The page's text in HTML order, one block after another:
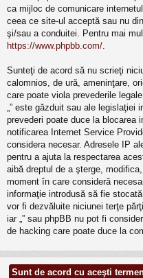
ca mijloc de comunicare
ceea ce site-ul acceptă sau nu
şi/sau a conduitei. Pentru mai
https://www.phpbb.com/
Sunteţi de acord să nu scrieţi
calomnios, de ură, ameninţare,
care poate viola prevederile
„” este găzduit sau ale legislaţiei
prevederi poate duce la blocarea
notificarea Internet Service
considera necesar. Adresele IP
pentru a ajuta la respectarea
aibă dreptul de a şterge,
moment în care consideră
informaţie introdusă să fie
vor fi dezvăluite niciunei terţe
iar „” sau phpBB nu pot fi
de hacking care poate duce la